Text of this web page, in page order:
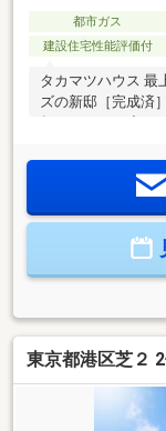
都市ガス
建設住宅性能評価付
タカマツハウス 最
ズの新邸［完成済
超／３ＬＤＫ◆Ｌ
洗面室／脱衣室と
にガス式衣類乾燥
主寝室9.2帖・Ｗ
ントリー・ＳＩＣ
東京都港区芝２